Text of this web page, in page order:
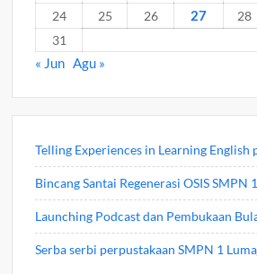
24
25 26 27 28
31
« Jun Agu »
Telling Experiences in Learning English
Bincang Santai Regenerasi OSIS SMPN
Launching Podcast dan Pembukaan
Serba serbi perpustakaan SMPN 1